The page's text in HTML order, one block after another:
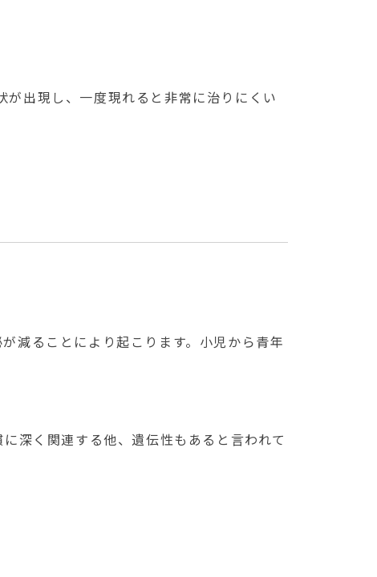
出現し、一度現れると非常に治りにくい
減ることにより起こります。小児から青年
深く関連する他、遺伝性もあると言われて